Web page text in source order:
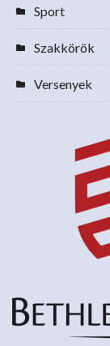
Sport
Szakkörök
Versenyek